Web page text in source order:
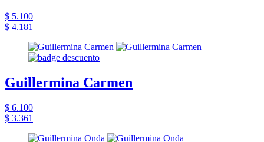
$ 5.100
$ 4.181
Guillermina Carmen
$ 6.100
$ 3.361